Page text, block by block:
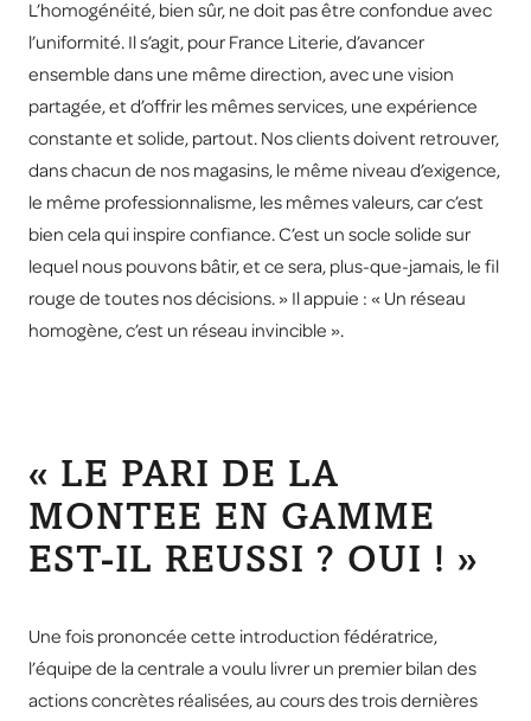
L’homogénéité, bien sûr, ne doit pas être confondue avec
l’uniformité. Il s’agit, pour France Literie, d’avancer
ensemble dans une même direction, avec une vision
partagée, et d’offrir les mêmes services, une expérience
constante et solide, partout. Nos clients doivent retrouver,
dans chacun de nos magasins, le même niveau d’exigence,
le même professionnalisme, les mêmes valeurs, car c’est
bien cela qui inspire confiance. C’est un socle solide sur
lequel nous pouvons bâtir, et ce sera, plus-que-jamais, le fil
rouge de toutes nos décisions. » Il appuie : « Un réseau
homogène, c’est un réseau invincible ».
« LE PARI DE LA
MONTEE EN GAMME
EST-IL REUSSI ? OUI ! »
Une fois prononcée cette introduction fédératrice,
l’équipe de la centrale a voulu livrer un premier bilan des
actions concrètes réalisées, au cours des trois dernières